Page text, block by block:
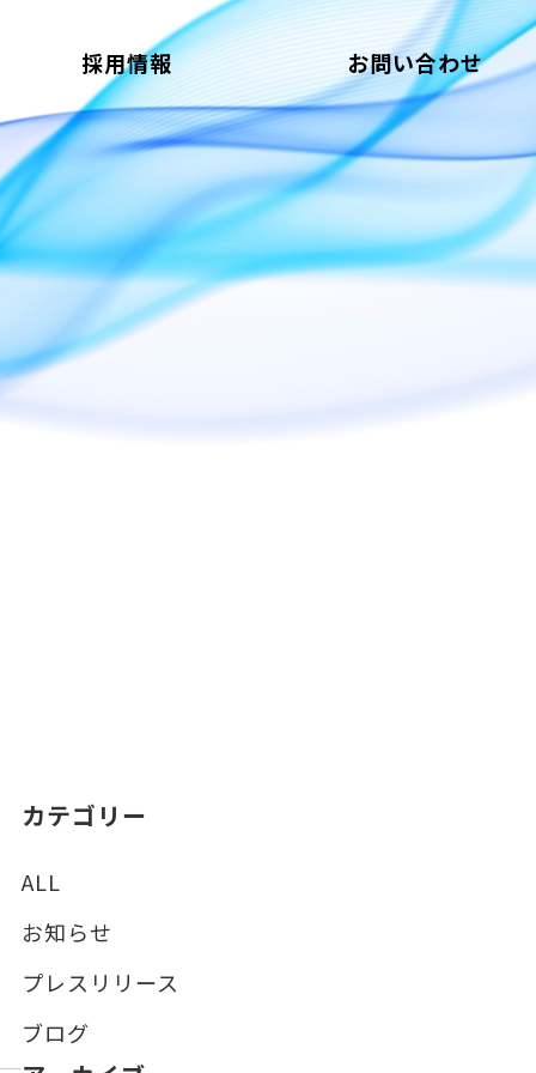
採用情報 お問い合わせ
カテゴリー
ALL
お知らせ
プレスリリース
ブログ